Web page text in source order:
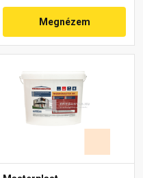
Megnézem